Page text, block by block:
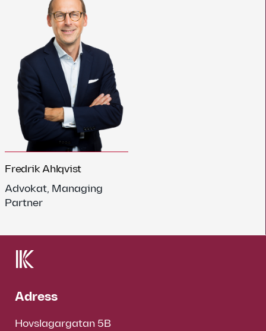
Fredrik Ahlqvist
Advokat, Managing
Partner
Adress
Hovslagargatan 5B